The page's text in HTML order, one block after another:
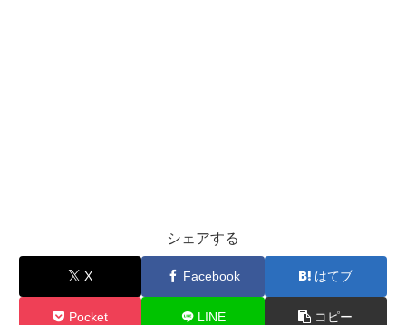
シェアする
X Facebook はてブ
Pocket LINE コピー